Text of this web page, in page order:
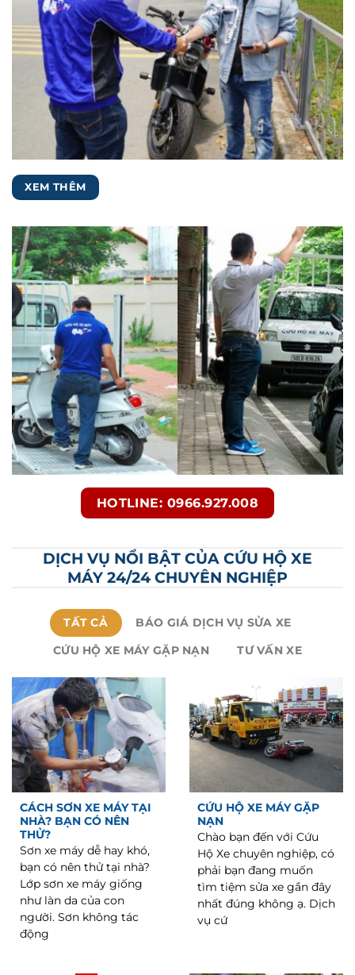
XEM THÊM
HOTLINE: 0966.927.008
DỊCH VỤ NỔI BẬT CỦA CỨU HỘ XE
MÁY 24/24 CHUYÊN NGHIỆP
TẤT CẢ
BÁO GIÁ DỊCH VỤ SỬA XE
CỨU HỘ XE MÁY GẶP NẠN
TƯ VẤN XE
CÁCH SƠN XE MÁY TẠI
NHÀ? BẠN CÓ NÊN
THỬ?
Sơn xe máy dễ hay khó,
bạn có nên thử tại nhà?
Lớp sơn xe máy giống
như làn da của con
người. Sơn không tác
động
CỨU HỘ XE MÁY GẶP
NẠN
Chào bạn đến với Cứu
Hộ Xe chuyên nghiệp, có
phải bạn đang muốn
tìm tiệm sửa xe gần đây
nhất đúng không ạ. Dịch
vụ cứ